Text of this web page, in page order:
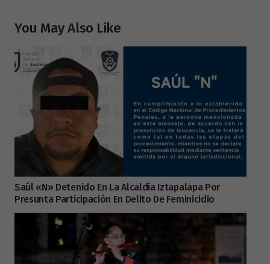
You May Also Like
Saúl «N» Detenido En La Alcaldía Iztapalapa Por
Presunta Participación En Delito De Feminicidio